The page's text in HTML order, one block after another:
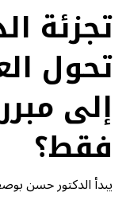
تجزئة
تحول
إلى
فقط؟
يبدأ الدكتور حسن